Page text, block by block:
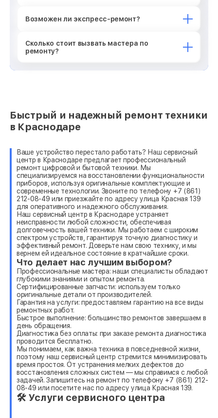
Возможен ли экспресс-ремонт?
Сколько стоит вызвать мастера по
ремонту?
Быстрый и надежный ремонт техники
в Краснодаре
Ваше устройство перестало работать? Наш сервисный
центр в Краснодаре предлагает профессиональный
ремонт цифровой и бытовой техники. Мы
специализируемся на восстановлении функциональности
приборов, используя оригинальные комплектующие и
современные технологии. Звоните по телефону +7 (861)
212-08-49 или приезжайте по адресу улица Красная 139
для оперативного и надежного обслуживания.
Наш сервисный центр в Краснодаре устраняет
неисправности любой сложности, обеспечивая
долговечность вашей техники. Мы работаем с широким
спектром устройств, гарантируя точную диагностику и
эффективный ремонт. Доверьте нам свою технику, и мы
вернем ей идеальное состояние в кратчайшие сроки.
Что делает нас лучшим выбором?
Профессиональные мастера: наши специалисты обладают
глубокими знаниями и опытом ремонта.
Сертифицированные запчасти: используем только
оригинальные детали от производителей.
Гарантия на услуги: предоставляем гарантию на все виды
ремонтных работ.
Быстрое выполнение: большинство ремонтов завершаем в
день обращения.
Диагностика без оплаты: при заказе ремонта диагностика
проводится бесплатно.
Мы понимаем, как важна техника в повседневной жизни,
поэтому наш сервисный центр стремится минимизировать
время простоя. От устранения мелких дефектов до
восстановления сложных систем — мы справимся с любой
задачей. Запишитесь на ремонт по телефону +7 (861) 212-
08-49 или посетите нас по адресу улица Красная 139.
🛠 Услуги сервисного центра